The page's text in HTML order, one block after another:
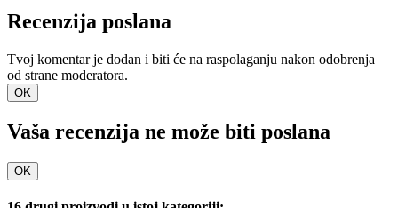
Recenzija poslana
Tvoj komentar je dodan i biti će na raspolaganju nakon odobrenja
od strane moderatora.
OK
Vaša recenzija ne može biti poslana
OK